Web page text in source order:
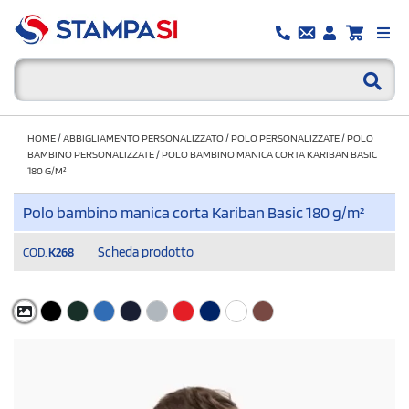
HOME/ABBIGLIAMENTO PERSONALIZZATO/POLO PERSONALIZZATE/POLO
BAMBINO PERSONALIZZATE/POLO BAMBINO MANICA CORTA KARIBAN BASIC
180 G/M²
Polo bambino manica corta Kariban Basic 180 g/m²
COD. K268 Scheda prodotto